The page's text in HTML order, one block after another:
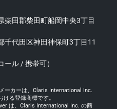
柴田郡柴田町船岡中央3丁目
千代田区神田神保町3丁目11
ル / 携帯可）
ーカーは、Claris International Inc.
る登録商標です。
は、Claris International Inc. の商